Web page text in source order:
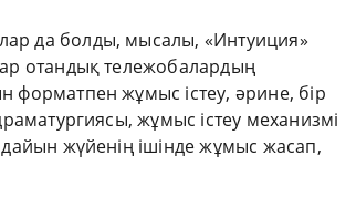
да болды, мысалы, «Интуиция»
отандық тележобалардың
форматпен жұмыс істеу, әрине, бір
жұмыс істеу механизмі
жүйенің ішінде жұмыс жасап,